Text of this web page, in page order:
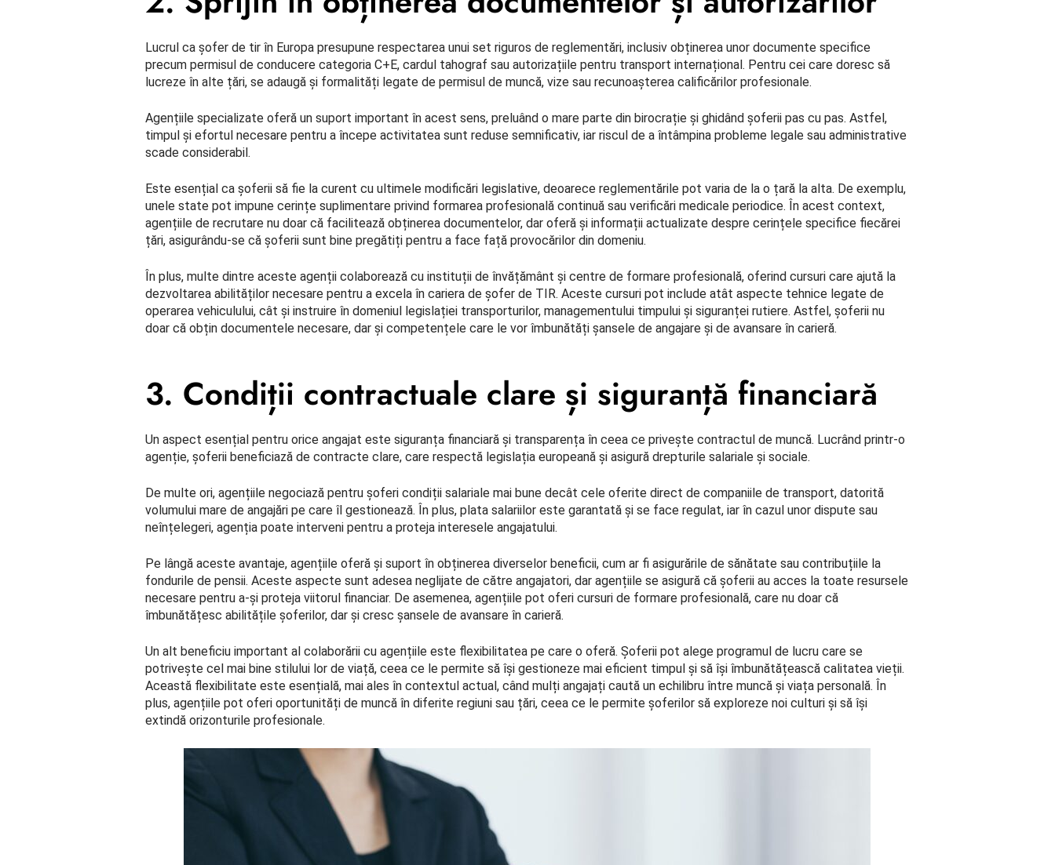
Lucrul ca șofer de tir în Europa presupune respectarea unui set riguros de reglementări, inclusiv obținerea unor documente specifice
precum permisul de conducere categoria C+E, cardul tahograf sau autorizațiile pentru transport internațional. Pentru cei care doresc să
lucreze în alte țări, se adaugă și formalități legate de permisul de muncă, vize sau recunoașterea calificărilor profesionale.
Agențiile specializate oferă un suport important în acest sens, preluând o mare parte din birocrație și ghidând șoferii pas cu pas. Astfel,
timpul și efortul necesare pentru a începe activitatea sunt reduse semnificativ, iar riscul de a întâmpina probleme legale sau administrative
scade considerabil.
Este esențial ca șoferii să fie la curent cu ultimele modificări legislative, deoarece reglementările pot varia de la o țară la alta. De exemplu,
unele state pot impune cerințe suplimentare privind formarea profesională continuă sau verificări medicale periodice. În acest context,
agențiile de recrutare nu doar că facilitează obținerea documentelor, dar oferă și informații actualizate despre cerințele specifice fiecărei
țări, asigurându-se că șoferii sunt bine pregătiți pentru a face față provocărilor din domeniu.
În plus, multe dintre aceste agenții colaborează cu instituții de învățământ și centre de formare profesională, oferind cursuri care ajută la
dezvoltarea abilităților necesare pentru a excela în cariera de șofer de TIR. Aceste cursuri pot include atât aspecte tehnice legate de
operarea vehiculului, cât și instruire în domeniul legislației transporturilor, managementului timpului și siguranței rutiere. Astfel, șoferii nu
doar că obțin documentele necesare, dar și competențele care le vor îmbunătăți șansele de angajare și de avansare în carieră.
3. Condiții contractuale clare și siguranță financiară
Un aspect esențial pentru orice angajat este siguranța financiară și transparența în ceea ce privește contractul de muncă. Lucrând printr-o
agenție, șoferii beneficiază de contracte clare, care respectă legislația europeană și asigură drepturile salariale și sociale.
De multe ori, agențiile negociază pentru șoferi condiții salariale mai bune decât cele oferite direct de companiile de transport, datorită
volumului mare de angajări pe care îl gestionează. În plus, plata salariilor este garantată și se face regulat, iar în cazul unor dispute sau
neînțelegeri, agenția poate interveni pentru a proteja interesele angajatului.
Pe lângă aceste avantaje, agențiile oferă și suport în obținerea diverselor beneficii, cum ar fi asigurările de sănătate sau contribuțiile la
fondurile de pensii. Aceste aspecte sunt adesea neglijate de către angajatori, dar agențiile se asigură că șoferii au acces la toate resursele
necesare pentru a-și proteja viitorul financiar. De asemenea, agențiile pot oferi cursuri de formare profesională, care nu doar că
îmbunătățesc abilitățile șoferilor, dar și cresc șansele de avansare în carieră.
Un alt beneficiu important al colaborării cu agențiile este flexibilitatea pe care o oferă. Șoferii pot alege programul de lucru care se
potrivește cel mai bine stilului lor de viață, ceea ce le permite să își gestioneze mai eficient timpul și să își îmbunătățească calitatea vieții.
Această flexibilitate este esențială, mai ales în contextul actual, când mulți angajați caută un echilibru între muncă și viața personală. În
plus, agențiile pot oferi oportunități de muncă în diferite regiuni sau țări, ceea ce le permite șoferilor să exploreze noi culturi și să își
extindă orizonturile profesionale.